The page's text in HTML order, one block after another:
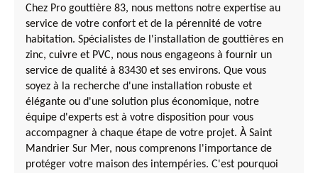
Chez Pro gouttière 83, nous mettons notre expertise au
service de votre confort et de la pérennité de votre
habitation. Spécialistes de l'installation de gouttières en
zinc, cuivre et PVC, nous nous engageons à fournir un
service de qualité à 83430 et ses environs. Que vous
soyez à la recherche d'une installation robuste et
élégante ou d'une solution plus économique, notre
équipe d'experts est à votre disposition pour vous
accompagner à chaque étape de votre projet. À Saint
Mandrier Sur Mer, nous comprenons l'importance de
protéger votre maison des intempéries. C'est pourquoi